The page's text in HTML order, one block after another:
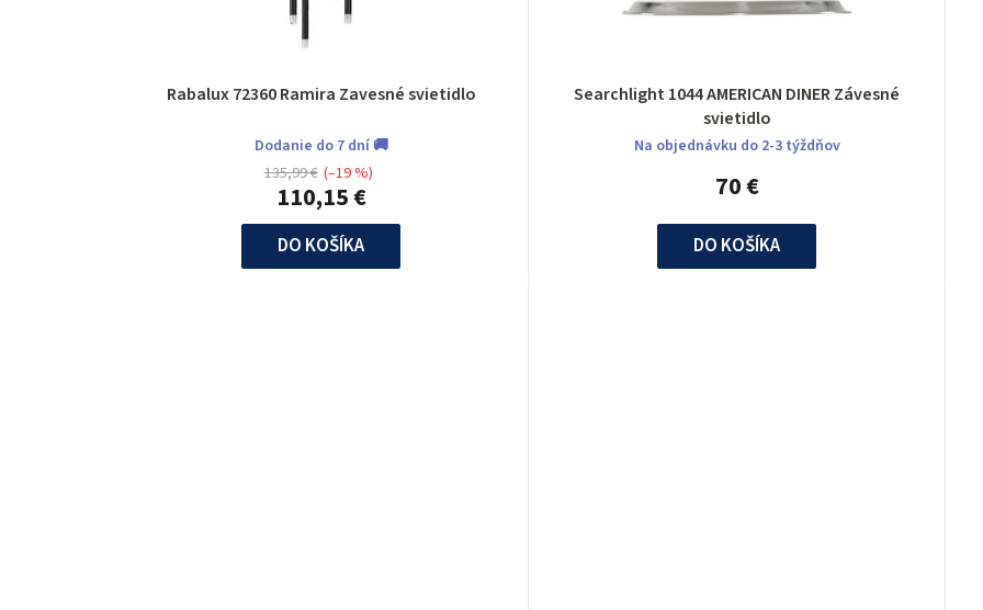
Rabalux 72360 Ramira Zavesné svietidlo
Dodanie do 7 dní 🚚
110,15 €
135,99 € (–19 %)
DO KOŠÍKA
Searchlight 1044 AMERICAN DINER Závesné
svietidlo
Na objednávku do 2-3 týždňov
70 €
DO KOŠÍKA